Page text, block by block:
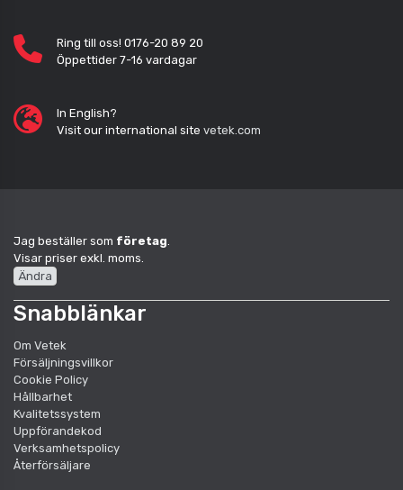
Ring till oss! 0176-20 89 20
Öppettider 7-16 vardagar
In English?
Visit our international site vetek.com
Jag beställer som företag
Visar priser exkl. moms.
Ändra
Snabblänkar
Om Vetek
Försäljningsvillkor
Cookie Policy
Hållbarhet
Kvalitetssystem
Uppförandekod
Verksamhetspolicy
Återförsäljare